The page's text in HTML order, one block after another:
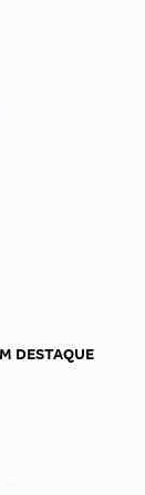
DESTAQUE